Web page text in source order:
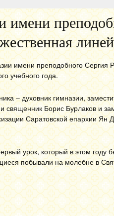
имени
имени преподобного Сергия
учебного года.
– духовник гимназии,
священник Борис Бурлаков и
Саратовской епархии Ян
урок, который в этом году
побывали на молебне в